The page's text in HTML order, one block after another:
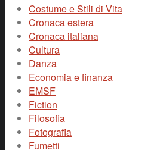
Costume e Stili di Vita
Cronaca estera
Cronaca italiana
Cultura
Danza
Economia e finanza
EMSF
Fiction
Filosofia
Fotografia
Fumetti